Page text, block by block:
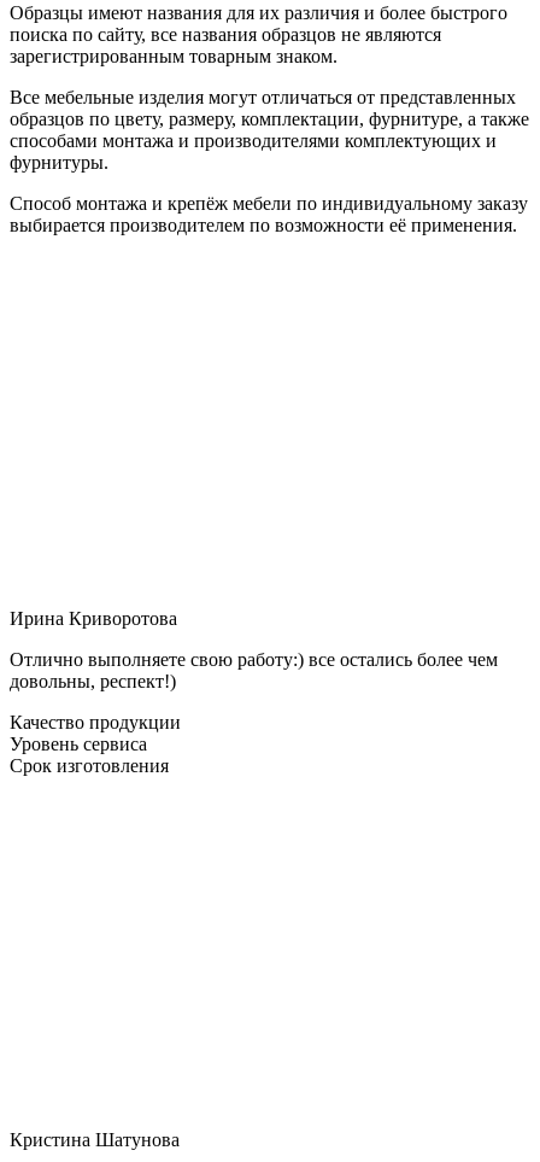
Образцы имеют названия для их различия и более быстрого
поиска по сайту, все названия образцов не являются
зарегистрированным товарным знаком.
Все мебельные изделия могут отличаться от представленных
образцов по цвету, размеру, комплектации, фурнитуре, а также
способами монтажа и производителями комплектующих и
фурнитуры.
Способ монтажа и крепёж мебели по индивидуальному заказу
выбирается производителем по возможности её применения.
Ирина Криворотова
Отлично выполняете свою работу:) все остались более чем
довольны, респект!)
Качество продукции
Уровень сервиса
Срок изготовления
Кристина Шатунова